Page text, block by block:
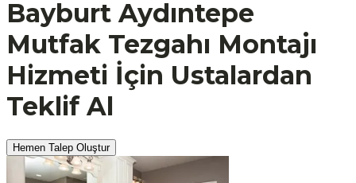
Bayburt Aydıntepe
Mutfak Tezgahı Montajı
Hizmeti İçin Ustalardan
Teklif Al
Hemen Talep Oluştur